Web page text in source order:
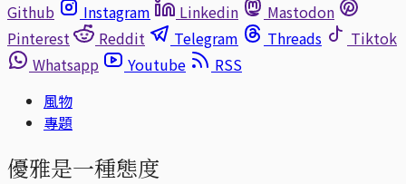
Github
Instagram Linkedin
Mastodon
Pinterest
Reddit Telegram Threads
Tiktok
Whatsapp
Youtube
RSS
風物
專題
優雅是一種態度